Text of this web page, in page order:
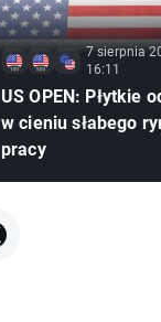
7 sierpnia
16:11
US OPEN: Płytkie
w cieniu słabego
pracy